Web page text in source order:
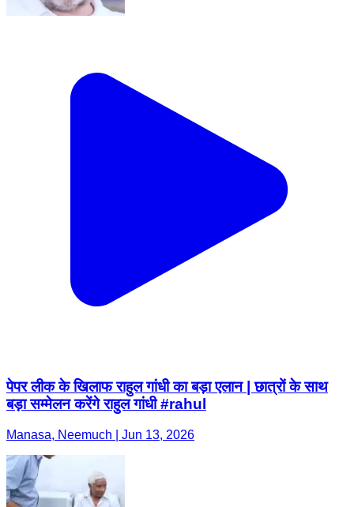
पेपर लीक के खिलाफ राहुल गांधी का बड़ा एलान | छात्रों के साथ
बड़ा सम्मेलन करेंगे राहुल गांधी #rahul
Manasa, Neemuch | Jun 13, 2026